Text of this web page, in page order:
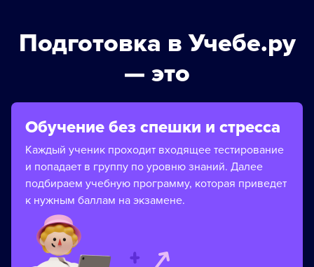
Подготовка в Учебе.ру
— это
Обучение без спешки и стресса
Каждый ученик проходит входящее тестирование
и попадает в группу по уровню знаний. Далее
подбираем учебную программу, которая приведет
к нужным баллам на экзамене.